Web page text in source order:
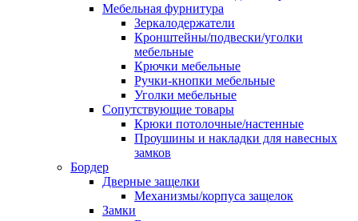
Мебельная фурнитура
Зеркалодержатели
Кронштейны/подвески/уголки
мебельные
Крючки мебельные
Ручки-кнопки мебельные
Уголки мебельные
Сопутствующие товары
Крюки потолочные/настенные
Проушины и накладки для навесных
замков
Бордер
Дверные защелки
Механизмы/корпуса защелок
Замки